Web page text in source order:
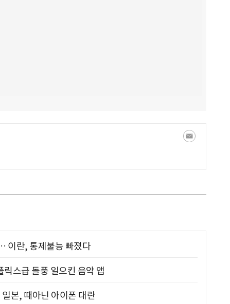
이란, 통제불능 빠졌다
스급 돌풍 일으킨 음악 앱
본, 때아닌 아이폰 대란